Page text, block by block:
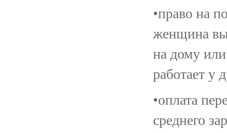
•право на
женщина
на дому
работает у
•оплата
среднего